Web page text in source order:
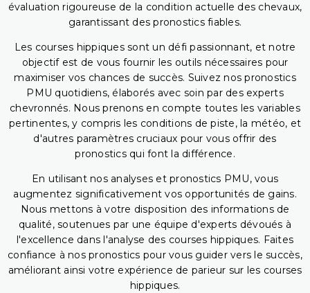
évaluation rigoureuse de la condition actuelle des chevaux,
garantissant des pronostics fiables.
Les courses hippiques sont un défi passionnant, et notre
objectif est de vous fournir les outils nécessaires pour
maximiser vos chances de succès. Suivez nos pronostics
PMU quotidiens, élaborés avec soin par des experts
chevronnés. Nous prenons en compte toutes les variables
pertinentes, y compris les conditions de piste, la météo, et
d'autres paramètres cruciaux pour vous offrir des
pronostics qui font la différence.
En utilisant nos analyses et pronostics PMU, vous
augmentez significativement vos opportunités de gains.
Nous mettons à votre disposition des informations de
qualité, soutenues par une équipe d'experts dévoués à
l'excellence dans l'analyse des courses hippiques. Faites
confiance à nos pronostics pour vous guider vers le succès,
améliorant ainsi votre expérience de parieur sur les courses
hippiques.